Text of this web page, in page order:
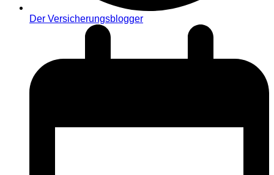
Der Versicherungsblogger